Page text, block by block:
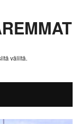
väliltä.